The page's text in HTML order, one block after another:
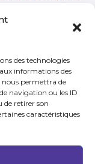
des technologies
informations des
nous permettra de
navigation ou les ID
de retirer son
caractéristiques
94,00 /100
(cycles + stages